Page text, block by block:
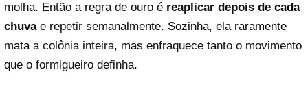
molha. Então a regra de ouro é reaplicar depois de cada
chuvae repetir semanalmente. Sozinha, ela raramente
mata a colônia inteira, mas enfraquece tanto o movimento
que o formigueiro definha.